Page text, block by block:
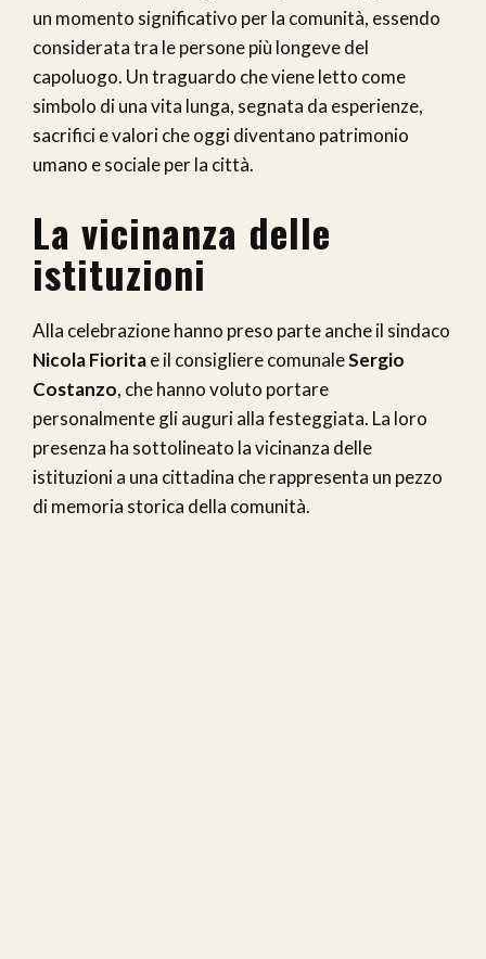
un momento significativo per la comunità, essendo
considerata tra le persone più longeve del
capoluogo. Un traguardo che viene letto come
simbolo di una vita lunga, segnata da esperienze,
sacrifici e valori che oggi diventano patrimonio
umano e sociale per la città.
La vicinanza delle
istituzioni
Alla celebrazione hanno preso parte anche il sindaco
Nicola Fioritae il consigliere comunaleSergio
Costanzo, che hanno voluto portare
personalmente gli auguri alla festeggiata. La loro
presenza ha sottolineato la vicinanza delle
istituzioni a una cittadina che rappresenta un pezzo
di memoria storica della comunità.